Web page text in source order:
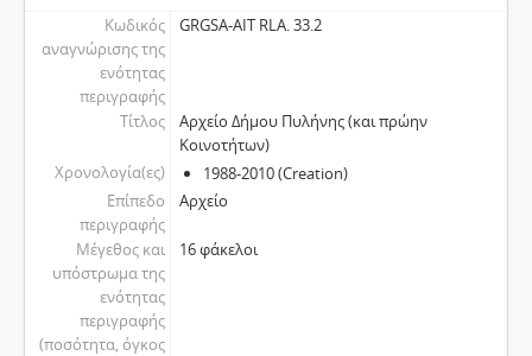
Κωδικός
αναγνώρισης της
ενότητας
περιγραφής
GRGSA-AIT RLA. 33.2
Τίτλος
Aρχείο Δήμου Πυλήνης (και πρώην
Κοινοτήτων)
Χρονολογία(ες)
1988-2010 (Creation)
Επίπεδο
περιγραφής
Αρχείο
Μέγεθος και
υπόστρωμα της
ενότητας
περιγραφής
(ποσότητα, όγκος
16 φάκελοι